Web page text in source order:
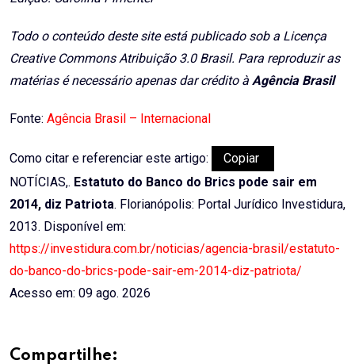
Todo o conteúdo deste site está publicado sob a Licença
Creative Commons Atribuição 3.0 Brasil. Para reproduzir as
matérias é necessário apenas dar crédito à Agência Brasil
Fonte: Agência Brasil – Internacional
Como citar e referenciar este artigo:
Copiar
NOTÍCIAS,. Estatuto do Banco do Brics pode sair em
2014, diz Patriota. Florianópolis: Portal Jurídico Investidura,
2013. Disponível em:
https://investidura.com.br/noticias/agencia-brasil/estatuto-
do-banco-do-brics-pode-sair-em-2014-diz-patriota/
Acesso em: 09 ago. 2026
Compartilhe: